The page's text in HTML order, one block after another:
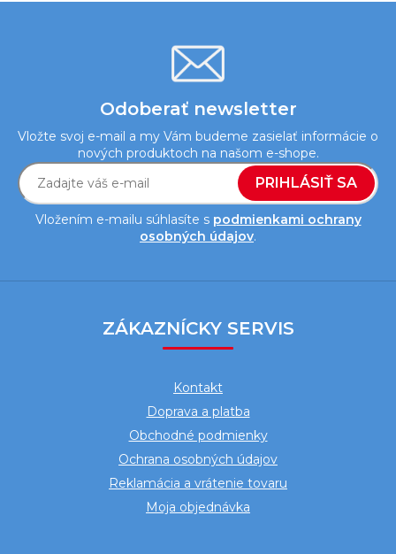
s
u
Odoberať newsletter
Vložte svoj e-mail a my Vám budeme zasielať informácie o
nových produktoch na našom e-shope.
Vložením e-mailu súhlasíte s podmienkami ochrany
osobných údajov.
PRIHLÁSIŤ SA
ZÁKAZNÍCKY SERVIS
Kontakt
Doprava a platba
Obchodné podmienky
Ochrana osobných údajov
Reklamácia a vrátenie tovaru
Moja objednávka